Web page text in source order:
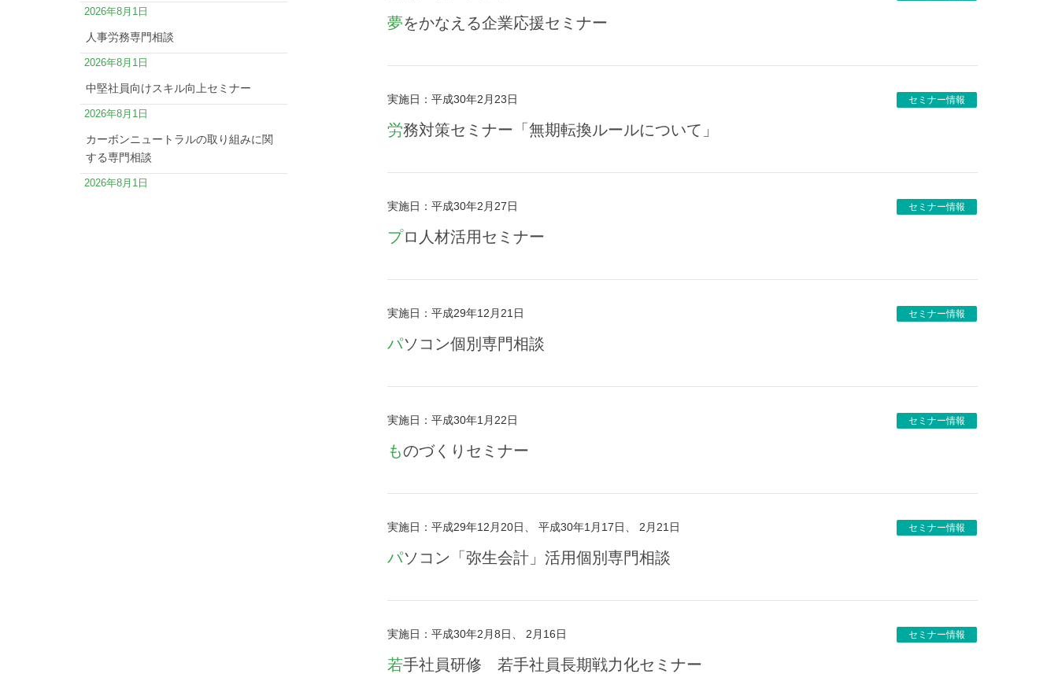
夢をかなえる企業応援セミナー
セミナー情報
実施日：平成30年2月23日
労務対策セミナー「無期転換ルールについて」
セミナー情報
実施日：平成30年2月27日
プロ人材活用セミナー
セミナー情報
実施日：平成29年12月21日
パソコン個別専門相談
セミナー情報
実施日：平成30年1月22日
ものづくりセミナー
セミナー情報
実施日：平成29年12月20日、 平成30年1月17日、 2月21日
パソコン「弥生会計」活用個別専門相談
セミナー情報
実施日：平成30年2月8日、 2月16日
若手社員研修 若手社員長期戦力化セミナー
2026年8月1日
人事労務専門相談
2026年8月1日
中堅社員向けスキル向上セミナー
2026年8月1日
カーボンニュートラルの取り組みに関
する専門相談
2026年8月1日